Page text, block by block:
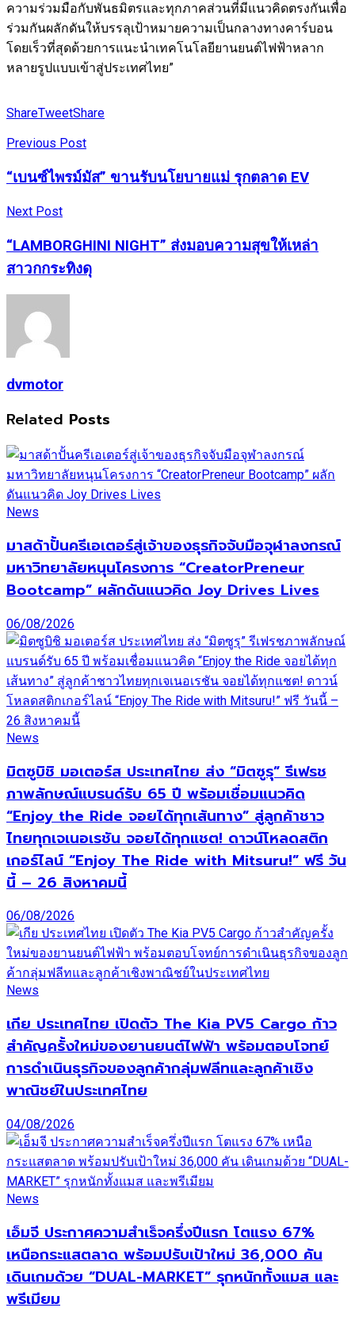
ความร่วมมือกับพันธมิตรและทุกภาคส่วนที่มีแนวคิดตรงกันเพื่อ
ร่วมกันผลักดันให้บรรลุเป้าหมายความเป็นกลางทางคาร์บอน
โดยเร็วที่สุดด้วยการแนะนำเทคโนโลยียานยนต์ไฟฟ้าหลาก
หลายรูปแบบเข้าสู่ประเทศไทย”
ShareTweetShare
Previous Post
“เบนซ์ไพรม์มัส” ขานรับนโยบายแม่ รุกตลาด EV
Next Post
“LAMBORGHINI NIGHT” ส่งมอบความสุขให้เหล่า
สาวกกระทิงดุ
dvmotor
Related Posts
News
มาสด้าปั้นครีเอเตอร์สู่เจ้าของธุรกิจจับมือจุฬาลงกรณ์
มหาวิทยาลัยหนุนโครงการ “CreatorPreneur
Bootcamp” ผลักดันแนวคิด Joy Drives Lives
06/08/2026
News
มิตซูบิชิ มอเตอร์ส ประเทศไทย ส่ง “มิตซูรุ” รีเฟรช
ภาพลักษณ์แบรนด์รับ 65 ปี พร้อมเชื่อมแนวคิด
“Enjoy the Ride จอยได้ทุกเส้นทาง” สู่ลูกค้าชาว
ไทยทุกเจเนอเรชัน จอยได้ทุกแชต! ดาวน์โหลดสติก
เกอร์ไลน์ “Enjoy The Ride with Mitsuru!” ฟรี วัน
นี้ – 26 สิงหาคมนี้
06/08/2026
News
เกีย ประเทศไทย เปิดตัว The Kia PV5 Cargo ก้าว
สำคัญครั้งใหม่ของยานยนต์ไฟฟ้า พร้อมตอบโจทย์
การดำเนินธุรกิจของลูกค้ากลุ่มฟลีทและลูกค้าเชิง
พาณิชย์ในประเทศไทย
04/08/2026
News
เอ็มจี ประกาศความสำเร็จครึ่งปีแรก โตแรง 67%
เหนือกระแสตลาด พร้อมปรับเป้าใหม่ 36,000 คัน
เดินเกมด้วย “DUAL-MARKET” รุกหนักทั้งแมส และ
พรีเมียม